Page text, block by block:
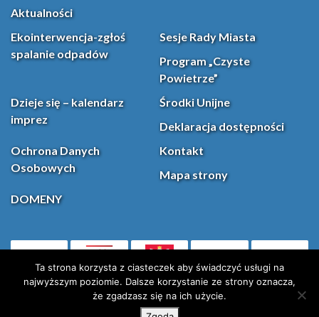
Aktualności
Ekointerwencja-zgłoś
spalanie odpadów
Sesje Rady Miasta
Program „Czyste
Powietrze”
Dzieje się – kalendarz
imprez
Środki Unijne
Deklaracja dostępności
Ochrona Danych
Osobowych
Kontakt
Mapa strony
DOMENY
(otwiera się w nowej karcie)Facebook
Ta strona korzysta z ciasteczek aby świadczyć usługi na
najwyższym poziomie. Dalsze korzystanie ze strony oznacza,
że zgadzasz się na ich użycie.